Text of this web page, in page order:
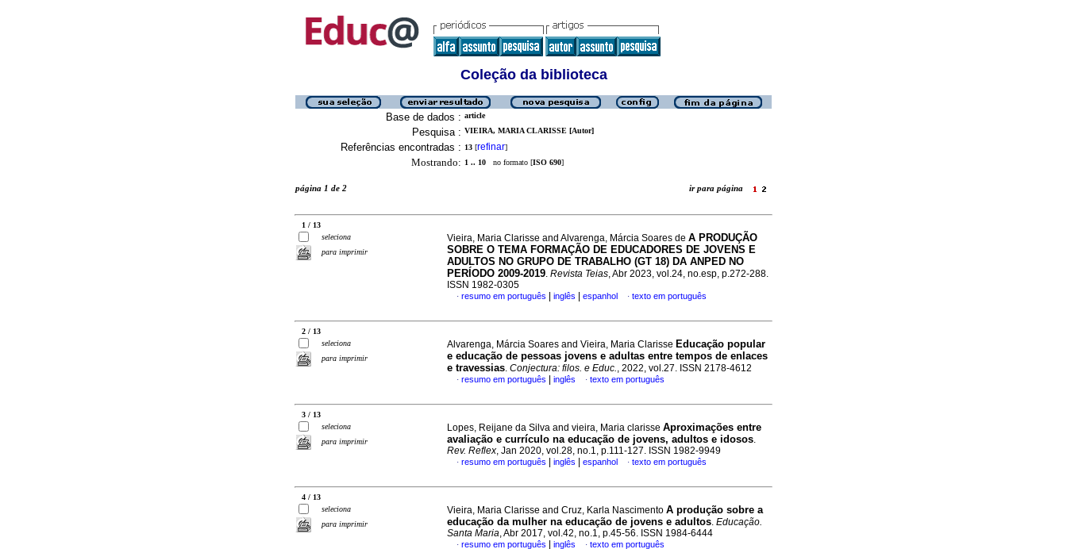
Coleção da biblioteca
Base de dados : article
Pesquisa : VIEIRA, MARIA CLARISSE [Autor]
Referências encontradas : 13 [refinar]
Mostrando: 1 .. 10 no formato [ISO 690]
página 1 de 2 ir para página
1 / 13
seleciona
para imprimir
Vieira, Maria Clarisse and Alvarenga, Márcia Soares de A PRODUÇÃO
SOBRE O TEMA FORMAÇÃO DE EDUCADORES DE JOVENS E
ADULTOS NO GRUPO DE TRABALHO (GT 18) DA ANPED NO
PERÍODO 2009-2019. Revista Teias, Abr 2023, vol.24, no.esp, p.272-288.
ISSN 1982-0305
· resumo em português inglês espanhol · texto em português
2 / 13
seleciona
para imprimir
Alvarenga, Márcia Soares and Vieira, Maria Clarisse Educação popular
e educação de pessoas jovens e adultas entre tempos de enlaces
e travessias. Conjectura: filos. e Educ., 2022, vol.27. ISSN 2178-4612
· resumo em português inglês · texto em português
3 / 13
seleciona
para imprimir
Lopes, Reijane da Silva and vieira, Maria clarisse Aproximações entre
avaliação e currículo na educação de jovens, adultos e idosos.
Rev. Reflex, Jan 2020, vol.28, no.1, p.111-127. ISSN 1982-9949
· resumo em português inglês espanhol · texto em português
4 / 13
seleciona
para imprimir
Vieira, Maria Clarisse and Cruz, Karla Nascimento A produção sobre a
educação da mulher na educação de jovens e adultos. Educação.
Santa Maria, Abr 2017, vol.42, no.1, p.45-56. ISSN 1984-6444
· resumo em português inglês · texto em português